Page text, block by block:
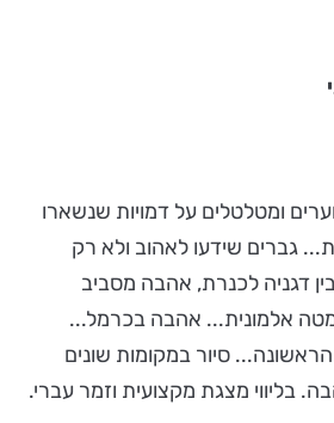
ומטלטלים על דמויות שנשארו
גברים שידעו לאהוב ולא רק
דגניה לכנרת, אהבה מסביב
אלמונית... אהבה בכרמל...
סיור במקומות שונים
בליווי מצגת מקצועית וזמר עברי.